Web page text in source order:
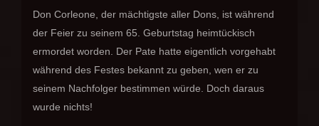
Don Corleone, der mächtigste aller Dons, ist während
der Feier zu seinem 65. Geburtstag heimtückisch
ermordet worden. Der Pate hatte eigentlich vorgehabt
während des Festes bekannt zu geben, wen er zu
seinem Nachfolger bestimmen würde. Doch daraus
wurde nichts!